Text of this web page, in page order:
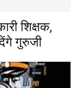
शिक्षक,
गुरुजी